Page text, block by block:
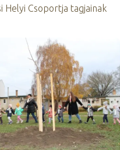
Helyi Csoportja tagjainak